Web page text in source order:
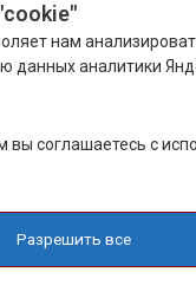
ЮПИЯ 713361.003
нам
данных аналитики
вы соглашаетесь с
Разрешить все